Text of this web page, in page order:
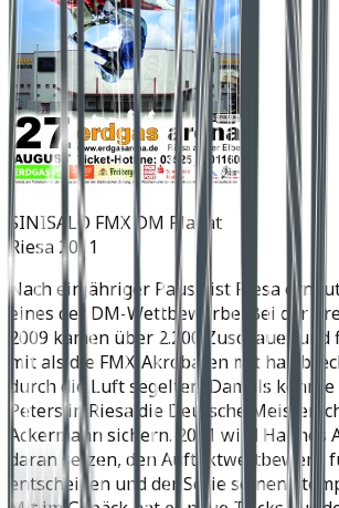
SINISALO FMX DM Plakat
Riesa 2011
Nach einjähriger Pause ist Riesa
eines der DM-Wettbewerbe. Bei der
2009 kamen über 2.200 Zuschauer
mit als die FMX-Akrobaten mit
durch die Luft segelten. Damals konnte
Peters in Riesa die Deutsche
Ackermann sichern. 2011 wird Hannes
daran setzen, den Auftaktwettbewerb
entscheiden und der Serie seinen